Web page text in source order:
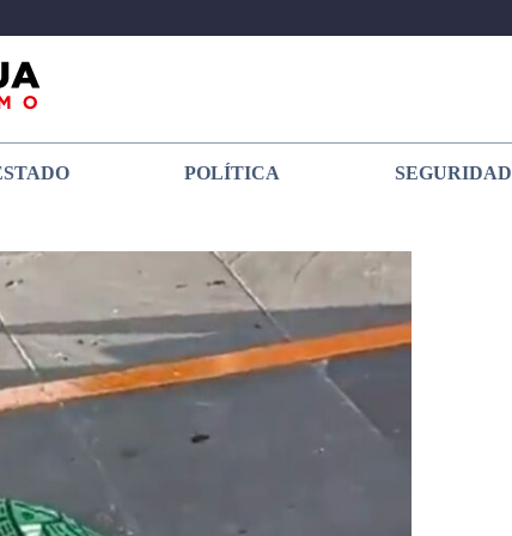
POLÍTICA SEGURIDAD